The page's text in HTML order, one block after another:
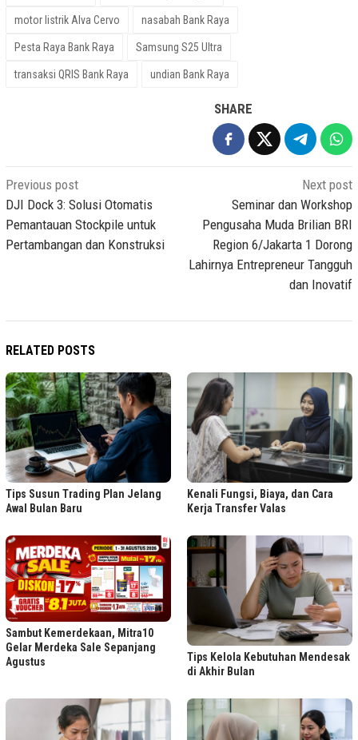
motor listrik Alva Cervo nasabah Bank Raya
Pesta Raya Bank Raya Samsung S25 Ultra
transaksi QRIS Bank Raya undian Bank Raya
SHARE
Post
navigation
Previous post
DJI Dock 3: Solusi Otomatis
Pemantauan Stockpile untuk
Pertambangan dan Konstruksi
Next post
Seminar dan Workshop
Pengusaha Muda Brilian BRI
Region 6/Jakarta 1 Dorong
Lahirnya Entrepreneur Tangguh
dan Inovatif
RELATED POSTS
Tips Susun Trading Plan Jelang
Awal Bulan Baru
Kenali Fungsi, Biaya, dan Cara
Kerja Transfer Valas
Sambut Kemerdekaan, Mitra10
Gelar Merdeka Sale Sepanjang
Agustus
Tips Kelola Kebutuhan Mendesak
di Akhir Bulan